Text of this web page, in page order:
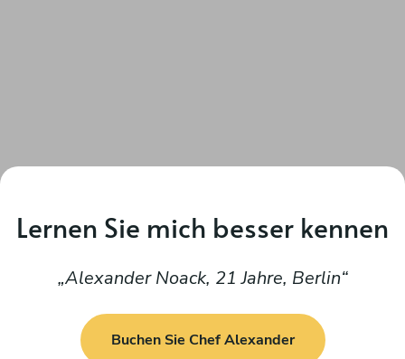
Lernen Sie mich besser kennen
Alexander Noack, 21 Jahre, Berlin
Buchen Sie Chef Alexander